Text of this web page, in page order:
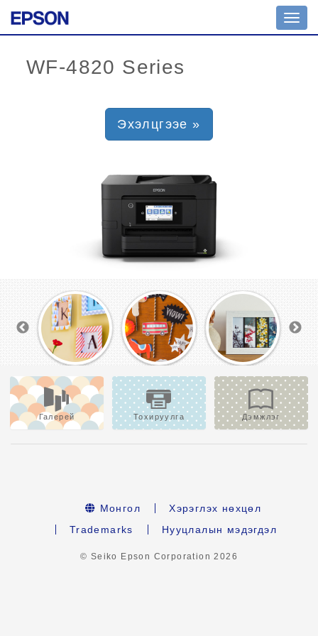
Эхэлцгээе »
Галерей Тохируулга Дэмжлэг
Монгол
Хэрэглэх нөхцөл
Trademarks
Нууцлалын мэдэгдэл
© Seiko Epson Corporation2026